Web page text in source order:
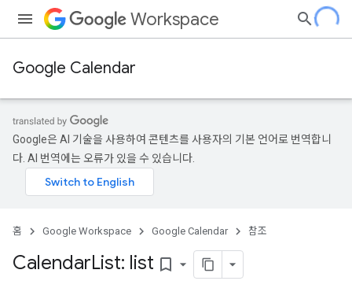
Workspace
Google Calendar
Google은 AI 기술을 사용하여 콘텐츠를 사용자의 기본 언어로 번역합니
다. AI 번역에는 오류가 있을 수 있습니다.
홈 Google Workspace Google Calendar 참조
CalendarList: list bookmark_border